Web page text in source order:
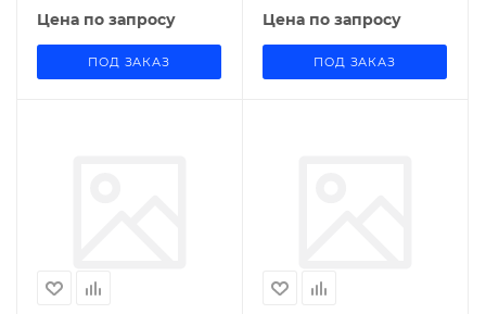
Цена по запросу
ПОД ЗАКАЗ
Цена по запросу
ПОД ЗАКАЗ